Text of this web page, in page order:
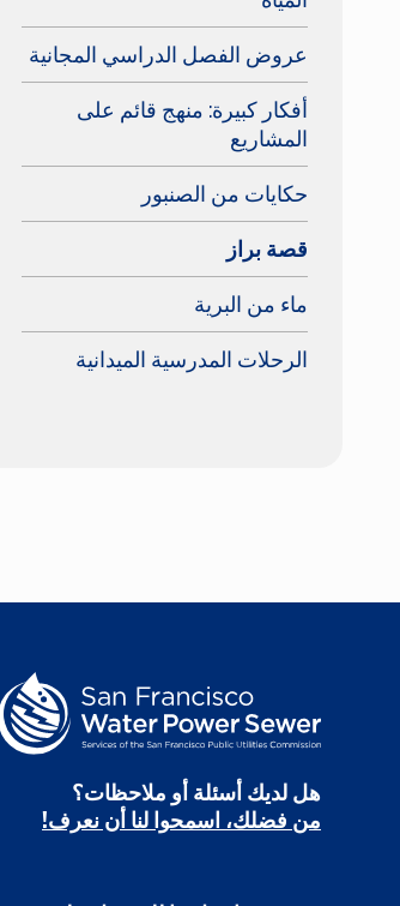
عروض الفصل الدراسي المجانية
أفكار كبيرة: منهج قائم على
المشاريع
حكايات من الصنبور
قصة براز
ماء من البرية
الرحلات المدرسية الميدانية
هل لديك أسئلة أو ملاحظات؟
من فضلك، اسمحوا لنا أن نعرف!